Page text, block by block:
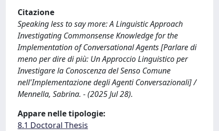
Citazione
Speaking less to say more: A Linguistic Approach
Investigating Commonsense Knowledge for the
Implementation of Conversational Agents [Parlare di
meno per dire di più: Un Approccio Linguistico per
Investigare la Conoscenza del Senso Comune
nell'Implementazione degli Agenti Conversazionali] /
Mennella, Sabrina. - (2025 Jul 28).
Appare nelle tipologie:
8.1 Doctoral Thesis